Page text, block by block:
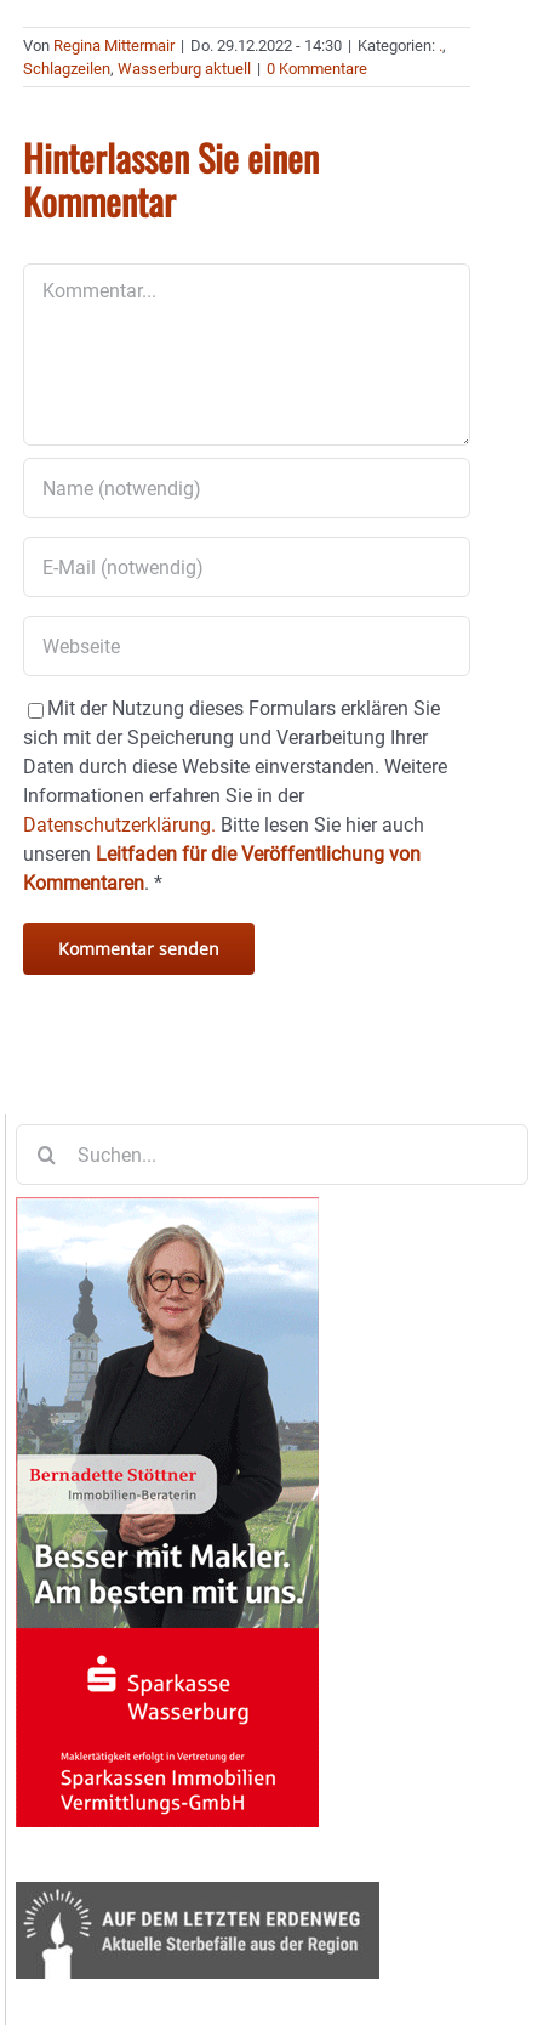
Von Regina Mittermair | Do. 29.12.2022 - 14:30 | Kategorien: .,
Schlagzeilen, Wasserburg aktuell | 0 Kommentare
Hinterlassen Sie einen
Kommentar
Mit der Nutzung dieses Formulars erklären Sie
sich mit der Speicherung und Verarbeitung Ihrer
Daten durch diese Website einverstanden. Weitere
Informationen erfahren Sie in der
Datenschutzerklärung. Bitte lesen Sie hier auch
unseren Leitfaden für die Veröffentlichung von
Kommentaren. *
nach: